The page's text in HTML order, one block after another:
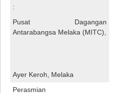
:
Pusat Dagangan
Antarabangsa Melaka (MITC),
Ayer Keroh, Melaka
Perasmian